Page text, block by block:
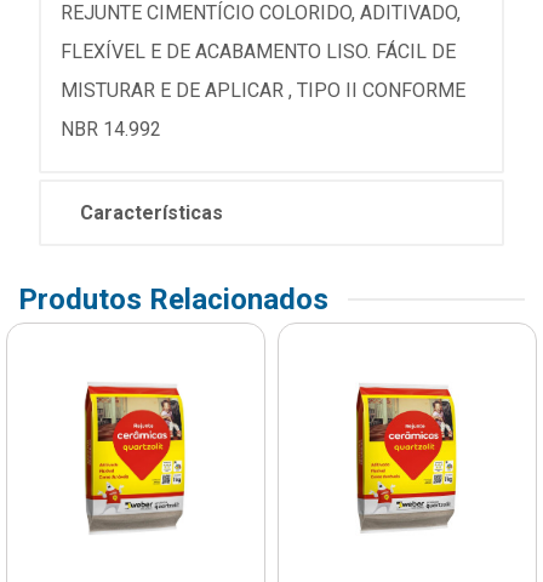
REJUNTE CIMENTÍCIO COLORIDO, ADITIVADO,
FLEXÍVEL E DE ACABAMENTO LISO. FÁCIL DE
MISTURAR E DE APLICAR , TIPO II CONFORME
NBR 14.992
Características
Produtos Relacionados